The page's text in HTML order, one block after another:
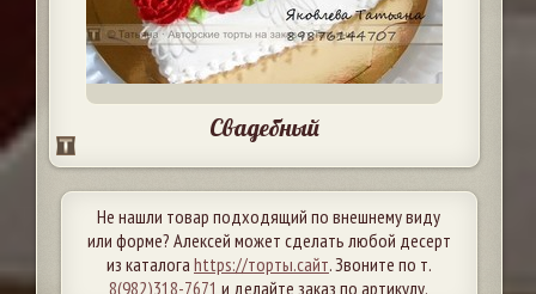
Свадебный
Не нашли товар подходящий по внешнему виду
или форме? Алексей может сделать любой десерт
из каталога https://торты.сайт. Звоните по т.
8(982)318-7671 и делайте заказ по артикулу.